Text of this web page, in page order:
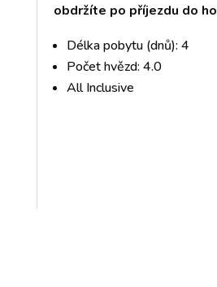
obdržíte po příjezdu do
Délka pobytu (dnů): 4
Počet hvězd: 4.0
All Inclusive